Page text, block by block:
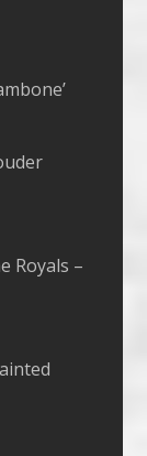
Royals –